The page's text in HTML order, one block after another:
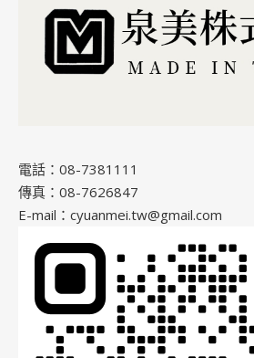
電話：08-7381111
傳真：08-7626847
E-mail：cyuanmei.tw@gmail.com